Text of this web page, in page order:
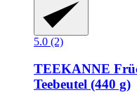
5.0 (2)
TEEKANNE
Teebeutel (440 g)